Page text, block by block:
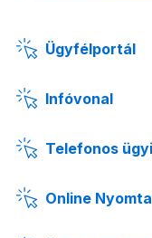
Ügyfélportál
Infóvonal
Telefonos
Online